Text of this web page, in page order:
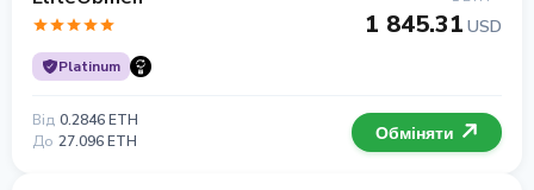
Platinum
1 845.31 USD
Від 0.2846 ETH
До 27.096 ETH Обміняти